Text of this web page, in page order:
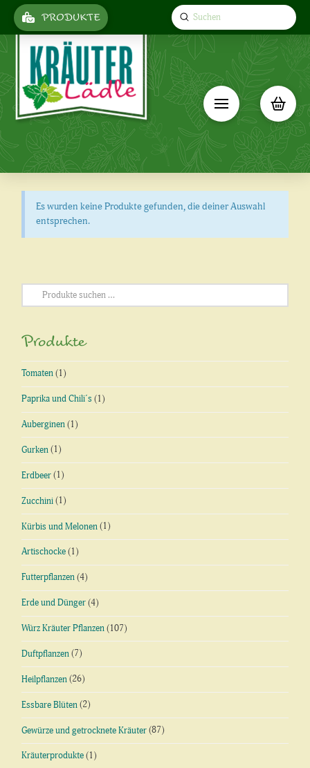
PRODUKTE Search
Submit
Es wurden keine Produkte gefunden, die deiner Auswahl
entsprechen.
Suchen
nach:
Produkte
Tomaten (1)
Paprika und Chili´s (1)
Auberginen (1)
Gurken (1)
Erdbeer (1)
Zucchini (1)
Kürbis und Melonen (1)
Artischocke (1)
Futterpflanzen (4)
Erde und Dünger (4)
Würz Kräuter Pflanzen (107)
Duftpflanzen (7)
Heilpflanzen (26)
Essbare Blüten (2)
Gewürze und getrocknete Kräuter (87)
Kräuterprodukte (1)